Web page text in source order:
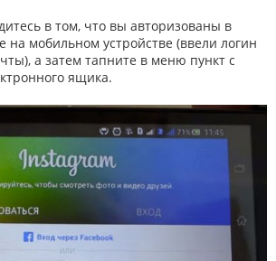
в том, что вы авторизованы в
на мобильном устройстве (ввели логин
а затем тапните в меню пункт с
ящика.